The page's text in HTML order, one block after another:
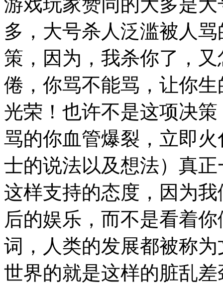
多，大号杀人泛滥被人
策，因为，我杀你了，
倦，你骂不能骂，让你
光荣！也许不是这项决
骂的你血管爆裂，立即
士的说法以及想法）真
这样支持的态度，因为
后的娱乐，而不是看着
词，人类的发展都被称
世界的就是这样的脏乱